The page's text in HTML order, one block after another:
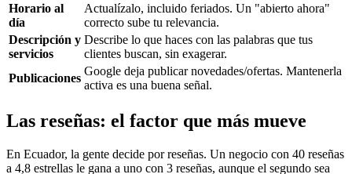
Horario al
día
Actualízalo, incluido feriados. Un "abierto ahora"
correcto sube tu relevancia.
Descripción y
servicios
Describe lo que haces con las palabras que tus
clientes buscan, sin exagerar.
Publicaciones
Google deja publicar novedades/ofertas. Mantenerla
activa es una buena señal.
Las reseñas: el factor que más mueve
En Ecuador, la gente decide por reseñas. Un negocio con 40 reseñas
a 4,8 estrellas le gana a uno con 3 reseñas, aunque el segundo sea